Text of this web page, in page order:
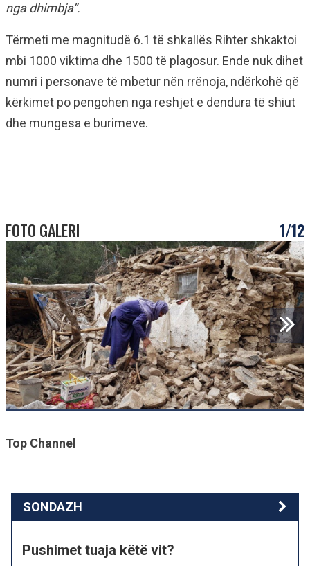
nga dhimbja”.
Tërmeti me magnitudë 6.1 të shkallës Rihter shkaktoi
mbi 1000 viktima dhe 1500 të plagosur. Ende nuk dihet
numri i personave të mbetur nën rrënoja, ndërkohë që
kërkimet po pengohen nga reshjet e dendura të shiut
dhe mungesa e burimeve.
FOTO GALERI 1/12
Top Channel
SONDAZH
Pushimet tuaja këtë vit?